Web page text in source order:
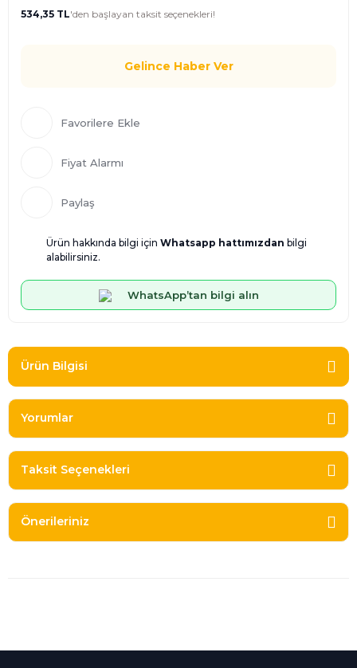
534,35 TL'den başlayan taksit seçenekleri!
Gelince Haber Ver
Fiyat Alarmı
Paylaş
Ürün hakkında bilgi için Whatsapp hattımızdan bilgi
alabilirsiniz.
WhatsApp’tan bilgi alın
Ürün Bilgisi
Yorumlar
Taksit Seçenekleri
Önerileriniz
Alışveriş